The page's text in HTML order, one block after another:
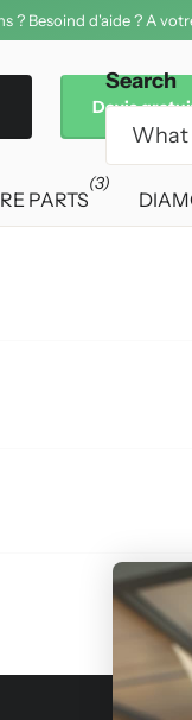
? Besoind d'aide ? A
Search
Devis
PARTS
(3)